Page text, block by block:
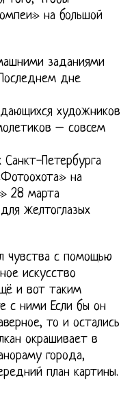
на большой
заданиями
дне
художников
– совсем
Санкт-Петербурга
на
28 марта
желтоглазых
чувства с помощью
искусство
и вот таким
с ними Если бы он
то и остались
окрашивает в
города,
план картины.